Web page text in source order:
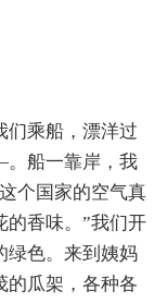
们乘船，漂洋过
船一靠岸，我
个国家的空气真
的香味。”我们开
绿色。来到姨妈
的瓜架，各种各